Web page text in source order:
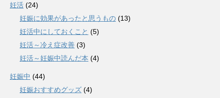
妊活 (24)
妊娠に効果があったと思うもの (13)
妊活中にしておくこと (5)
妊活～冷え症改善 (3)
妊活～妊娠中読んだ本 (4)
妊娠中 (44)
妊娠おすすめグッズ (4)